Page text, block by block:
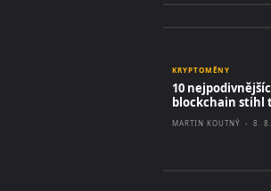
KRYPTOMĚNY
10
blockchain stihl
MARTIN KOUTNÝ - 8.